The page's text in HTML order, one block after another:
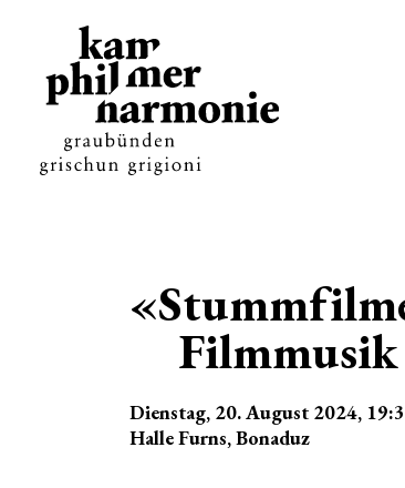
Filmmusik
Dienstag, 20. August 2024,
Halle Furns, Bonaduz